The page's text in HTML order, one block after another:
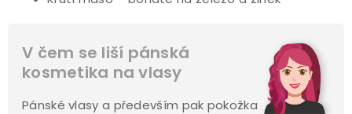
V čem se liší pánská
kosmetika na vlasy
Pánské vlasy a především pak pokožka